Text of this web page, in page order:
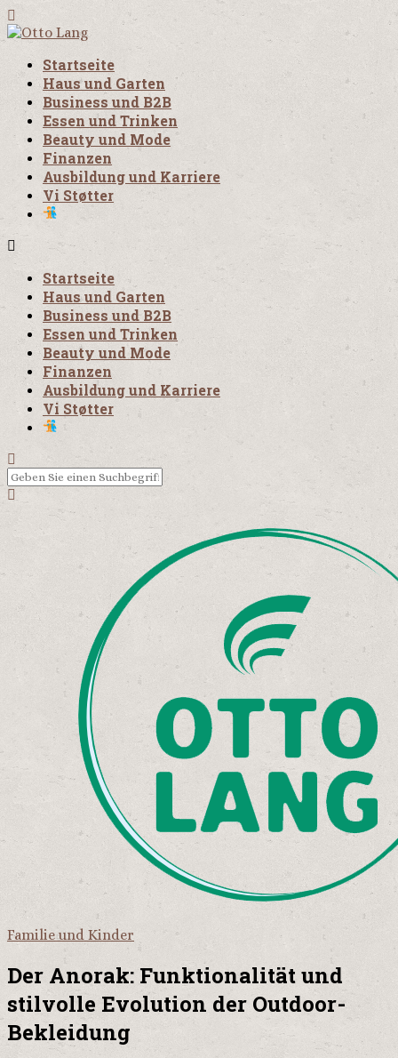
Startseite
Haus und Garten
Business und B2B
Essen und Trinken
Beauty und Mode
Finanzen
Ausbildung und Karriere
Vi Støtter
Startseite
Haus und Garten
Business und B2B
Essen und Trinken
Beauty und Mode
Finanzen
Ausbildung und Karriere
Vi Støtter
Familie und Kinder
Der Anorak: Funktionalität und
stilvolle Evolution der Outdoor-
Bekleidung